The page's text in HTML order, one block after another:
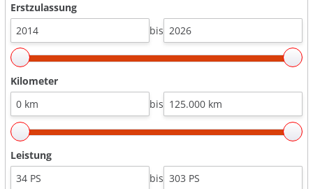
Erstzulassung
bis
Kilometer
bis
Leistung
bis